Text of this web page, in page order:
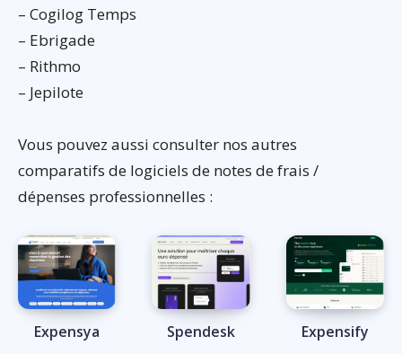
– Cogilog Temps
– Ebrigade
– Rithmo
– Jepilote
Vous pouvez aussi consulter nos autres
comparatifs de logiciels de notes de frais /
dépenses professionnelles :
Expensya Spendesk Expensify